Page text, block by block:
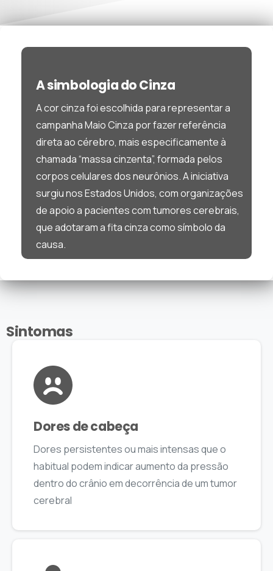
A simbologia do Cinza
A cor cinza foi escolhida para representar a
campanha Maio Cinza por fazer referência
direta ao cérebro, mais especificamente à
chamada “massa cinzenta”, formada pelos
corpos celulares dos neurônios. A iniciativa
surgiu nos Estados Unidos, com organizações
de apoio a pacientes com tumores cerebrais,
que adotaram a fita cinza como símbolo da
causa.
Sintomas
Dores de cabeça
Dores persistentes ou mais intensas que o
habitual podem indicar aumento da pressão
dentro do crânio em decorrência de um tumor
cerebral